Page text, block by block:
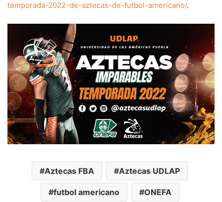
temporada-2022-de-aztecas-de-futbol-americano/.
Aztecas FBA Aztecas UDLAP
futbol americano ONEFA